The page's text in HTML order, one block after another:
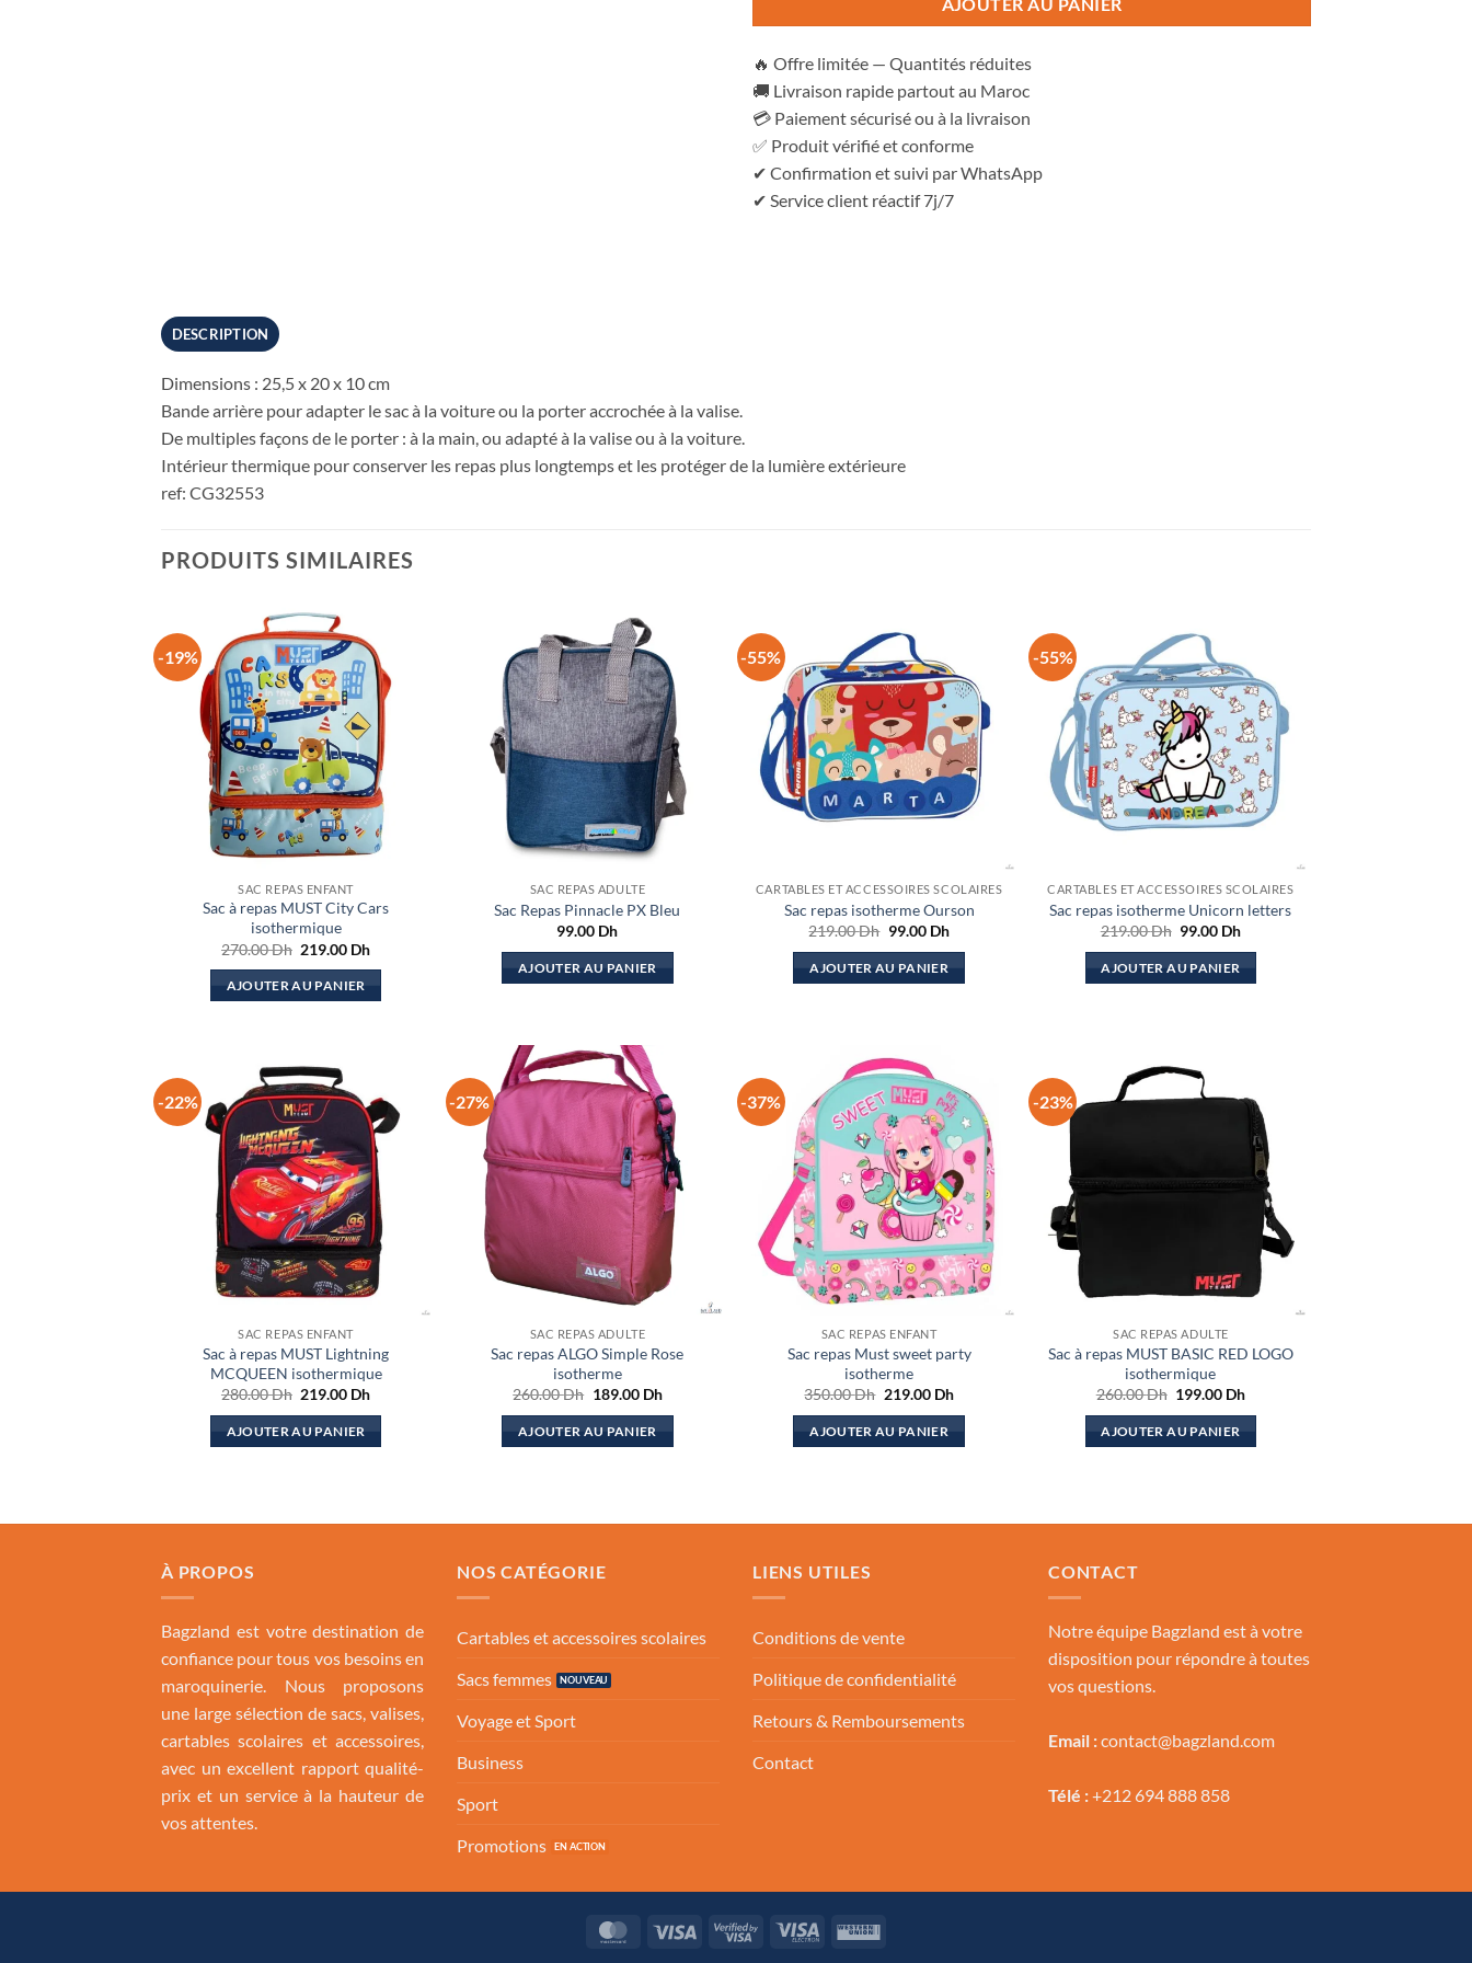
AJOUTER AU PANIER
🔥 Offre limitée — Quantités réduites
🚚 Livraison rapide partout au Maroc
💳 Paiement sécurisé ou à la livraison
✅ Produit vérifié et conforme
✔ Confirmation et suivi par WhatsApp
✔ Service client réactif 7j/7
DESCRIPTION
Dimensions : 25,5 x 20 x 10 cm
Bande arrière pour adapter le sac à la voiture ou la porter accrochée à la valise.
De multiples façons de le porter : à la main, ou adapté à la valise ou à la voiture.
Intérieur thermique pour conserver les repas plus longtemps et les protéger de la lumière extérieure
ref: CG32553
PRODUITS SIMILAIRES
-19%
SAC REPAS ENFANT
Sac à repas MUST City Cars
isothermique
270.00Dh Le
initial
était :
219.00 DhLe
AJOUTER AU PANIER
SAC REPAS ADULTE
Sac Repas Pinnacle PX Bleu
99.00 Dh
AJOUTER AU PANIER
-55%
CARTABLES ET ACCESSOIRES SCOLAIRES
Sac repas isotherme Ourson
219.00Dh Le
initial
était :
99.00 DhLe
est :
AJOUTER AU PANIER
-55%
CARTABLES ET ACCESSOIRES SCOLAIRES
Sac repas isotherme Unicorn letters
219.00Dh Le
initial
était :
99.00 DhLe
AJOUTER AU PANIER
-22%
SAC REPAS ENFANT
Sac à repas MUST Lightning
MCQUEEN isothermique
280.00Dh Le
initial
était :
219.00 DhLe
AJOUTER AU PANIER
-27%
SAC REPAS ADULTE
Sac repas ALGO Simple Rose
isotherme
260.00Dh Le
initial
était :
189.00 DhLe
AJOUTER AU PANIER
-37%
SAC REPAS ENFANT
Sac repas Must sweet party
isotherme
350.00Dh Le
initial
était :
219.00 DhLe
AJOUTER AU PANIER
-23%
SAC REPAS ADULTE
Sac à repas MUST BASIC RED LOGO
isothermique
260.00Dh Le
initial
était :
199.00 DhLe
AJOUTER AU PANIER
À PROPOS
Bagzland est votre destination de
confiance pour tous vos besoins en
maroquinerie. Nous proposons
une large sélection de sacs, valises,
cartables scolaires et accessoires,
avec un excellent rapport qualité-
prix et un service à la hauteur de
vos attentes.
NOS CATÉGORIE
Cartables et accessoires scolaires
Sacs femmes
Voyage et Sport
Business
Sport
Promotions
LIENS UTILES
Conditions de vente
Politique de confidentialité
Retours & Remboursements
Contact
CONTACT
Notre équipe Bagzland est à votre
disposition pour répondre à toutes
vos questions.
Email :contact@bagzland.com
Télé :+212 694 888 858
MasterCardVisa
Visa
Visa
Western